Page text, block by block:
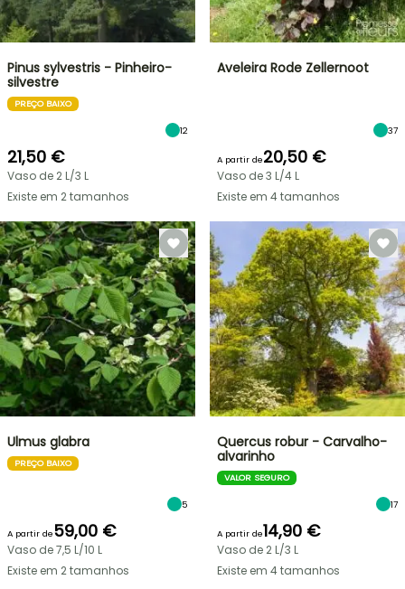
Pinus sylvestris - Pinheiro-
silvestre
PREÇO BAIXO
12
21,50 €
Vaso de 2 L/3 L
Existe em 2 tamanhos
Aveleira Rode Zellernoot
37
A partir de20,50 €
Vaso de 3 L/4 L
Existe em 4 tamanhos
Ulmus glabra
PREÇO BAIXO
5
A partir de59,00 €
Vaso de 7,5 L/10 L
Existe em 2 tamanhos
Quercus robur - Carvalho-
alvarinho
VALOR SEGURO
17
A partir de14,90 €
Vaso de 2 L/3 L
Existe em 4 tamanhos